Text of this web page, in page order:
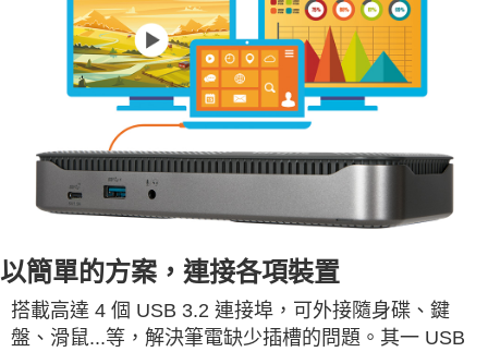
以簡單的方案，連接各項裝置
搭載高達 4 個 USB 3.2 連接埠，可外接隨身碟、鍵
盤、滑鼠...等，解決筆電缺少插槽的問題。其一 USB